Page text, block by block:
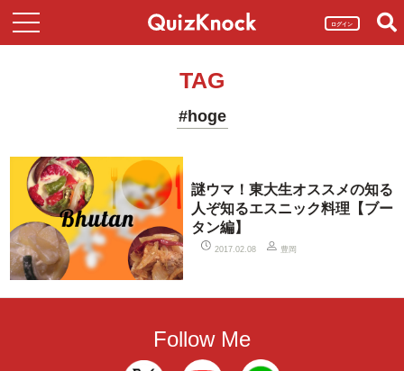
ログイン
TAG
#hoge
謎ウマ！東大生オススメの知る
人ぞ知るエスニック料理【ブー
タン編】
2017.02.08 豊岡
Follow Me